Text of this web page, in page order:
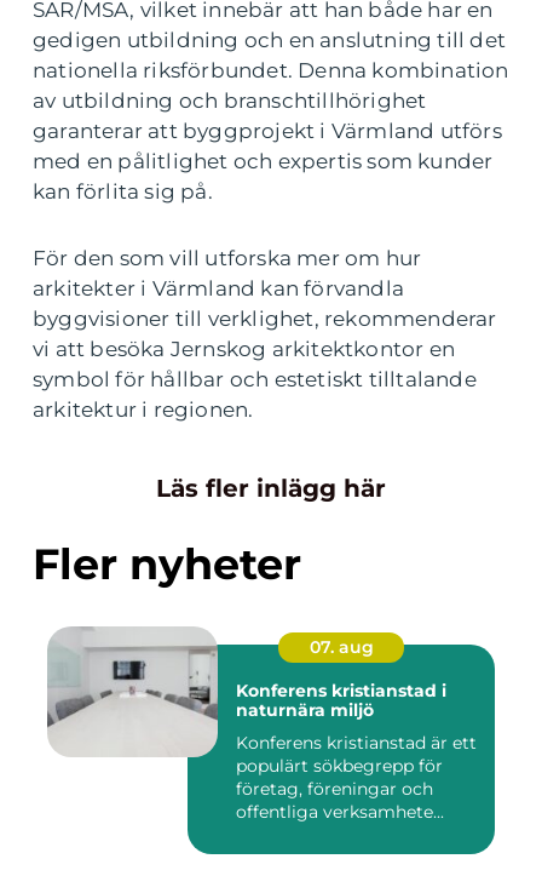
SAR/MSA, vilket innebär att han både har en
gedigen utbildning och en anslutning till det
nationella riksförbundet. Denna kombination
av utbildning och branschtillhörighet
garanterar att byggprojekt i Värmland utförs
med en pålitlighet och expertis som kunder
kan förlita sig på.
För den som vill utforska mer om hur
arkitekter i Värmland kan förvandla
byggvisioner till verklighet, rekommenderar
vi att besöka Jernskog arkitektkontor en
symbol för hållbar och estetiskt tilltalande
arkitektur i regionen.
Läs fler inlägg här
Fler nyheter
07. aug
Konferens kristianstad i
naturnära miljö
Konferens kristianstad är ett
populärt sökbegrepp för
företag, föreningar och
offentliga verksamhete...